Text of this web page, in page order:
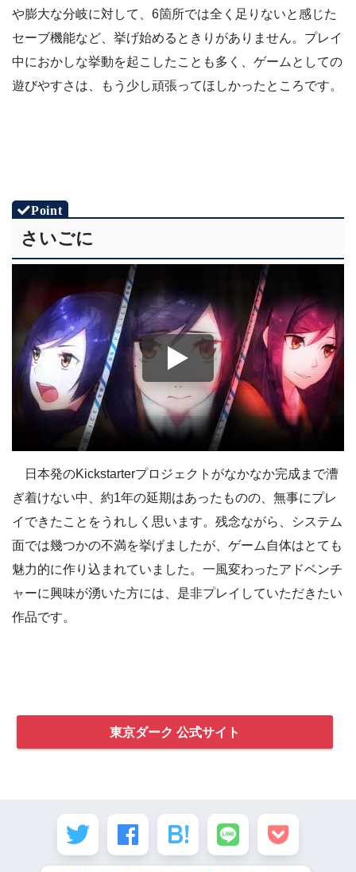
や膨大な分岐に対して、6箇所では全く足りないと感じた
セーブ機能など、挙げ始めるときりがありません。プレイ
中におかしな挙動を起こしたことも多く、ゲームとしての
遊びやすさは、もう少し頑張ってほしかったところです。
さいごに
日本発のKickstarterプロジェクトがなかなか完成まで漕
ぎ着けない中、約1年の延期はあったものの、無事にプレ
イできたことをうれしく思います。残念ながら、システム
面では幾つかの不満を挙げましたが、ゲーム自体はとても
魅力的に作り込まれていました。一風変わったアドベンチ
ャーに興味が湧いた方には、是非プレイしていただきたい
作品です。
東京ダーク 公式サイト